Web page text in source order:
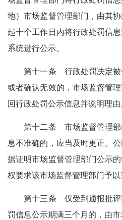
地）市场监督管理部门，由其
起十个工作日内将行政处罚信
系统进行公示。
第十一条 行政处罚决定被
或者确认无效的，市场监督管
回行政处罚公示信息并说明理由
第十二条 市场监督管理部
息不准确的，应当及时更正。
据证明市场监督管理部门公示
权要求该市场监督管理部门予以
第十三条 仅受到通报批评
罚信息公示期满三个月的，由市